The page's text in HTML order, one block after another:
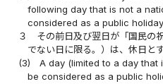
following day that is not a
considered as a public
３
その前日及び翌日が「国民の
でない日に限る。）は、休日とす
(3)
A day (limited to a day that
be considered as a public